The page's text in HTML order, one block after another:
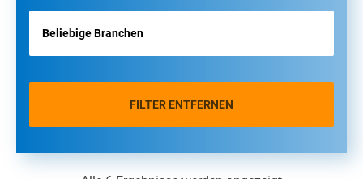
FILTER ENTFERNEN